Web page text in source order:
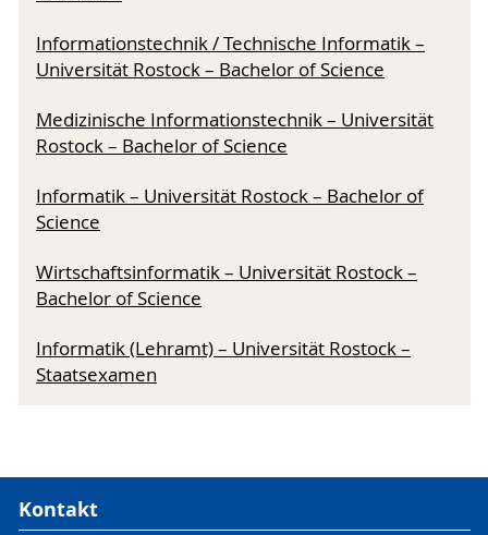
Informationstechnik / Technische Informatik –
Universität Rostock – Bachelor of Science
Medizinische Informationstechnik – Universität
Rostock – Bachelor of Science
Informatik – Universität Rostock – Bachelor of
Science
Wirtschaftsinformatik – Universität Rostock –
Bachelor of Science
Informatik (Lehramt) – Universität Rostock –
Staatsexamen
Kontakt